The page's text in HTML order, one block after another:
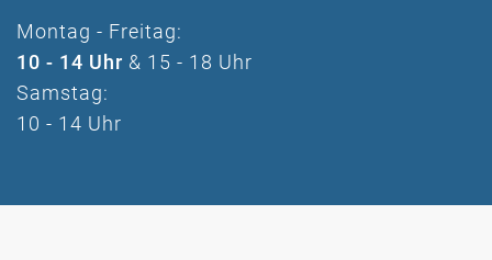
Montag - Freitag:
10 - 14 Uhr & 15 - 18 Uhr
Samstag:
10 - 14 Uhr